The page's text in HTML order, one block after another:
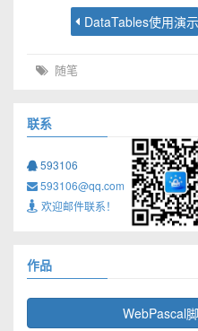
DataTables使用演示
随笔
联系
593106
593106@qq.com
欢迎邮件联系！
作品
WebPascal